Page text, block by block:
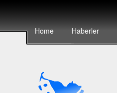
Home Haberler